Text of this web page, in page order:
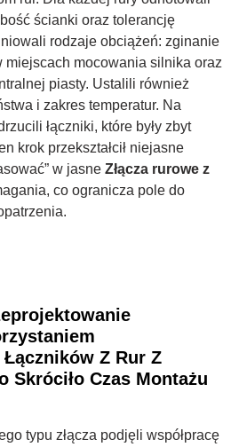
ścianki oraz tolerancję
rodzaje obciążeń: zginanie
miejscach mocowania silnika oraz
piasty. Ustalili również
i zakres temperatur. Na
łączniki, które były zbyt
krok przekształcił niejasne
w jasne Złącza rurowe z
co ogranicza pole do
Z Rur Z
Skróciło Czas Montażu
typu złącza podjęli współpracę